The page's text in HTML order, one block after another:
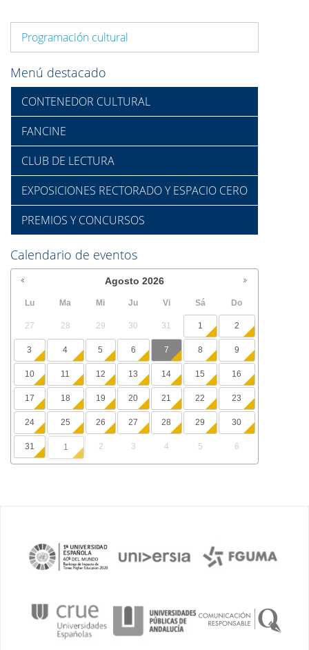
Programación cultural
Menú destacado
CONTENEDOR CULTURAL
FANCINE
CLUB DE LECTURA
EXPOSICIONES RECTORADO Y ESPACIO CERO
PREMIOS Y CONCURSOS
Calendario de eventos
Agosto 2026
Lu Ma Mi Ju Vi Sá Do
27 28 29 30 31 1 2
3 4 5 6 7 8 9
10 11 12 13 14 15 16
17 18 19 20 21 22 23
24 25 26 27 28 29 30
31 1 2 3 4 5 6